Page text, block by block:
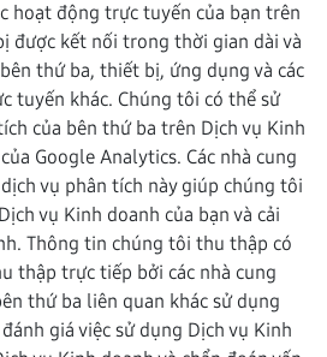
hoạt động trực tuyến của bạn trên
được kết nối trong thời gian dài và
thứ ba, thiết bị, ứng dụng và các
tuyến khác. Chúng tôi có thể sử
của bên thứ ba trên Dịch vụ Kinh
Google Analytics. Các nhà cung
vụ phân tích này giúp chúng tôi
vụ Kinh doanh của bạn và cải
Thông tin chúng tôi thu thập có
thập trực tiếp bởi các nhà cung
thứ ba liên quan khác sử dụng
giá việc sử dụng Dịch vụ Kinh